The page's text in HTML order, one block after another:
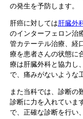
の発生を予防します。
肝癌に対しては肝臓外
のインターフェロン治
管カテーテル治療、経
療を患者さんの状態に
療は肝臓外科と協力し
で、痛みがないような
また当科では、診断の
診断に力を入れていま
で、正確な診断を行い